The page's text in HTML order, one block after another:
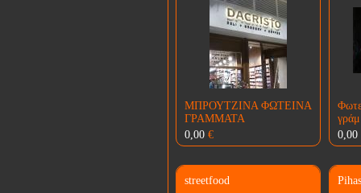
ΜΠΡΟΥΤΖΙΝΑ ΦΩΤΕΙΝΑ
ΓΡΑΜΜΑΤΑ
0,00 €
0,00
streetfood Pihas